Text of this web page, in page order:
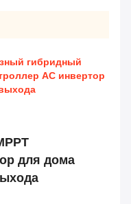
гибридный
AC инвертор
для дома